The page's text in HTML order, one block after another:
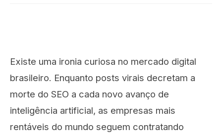
Existe uma ironia curiosa no mercado digital
brasileiro. Enquanto posts virais decretam a
morte do SEO a cada novo avanço de
inteligência artificial, as empresas mais
rentáveis do mundo seguem contratando